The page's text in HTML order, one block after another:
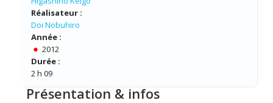
Réalisateur :
Doi Nobuhiro
Année :
2012
Durée :
2 h 09
Présentation & infos